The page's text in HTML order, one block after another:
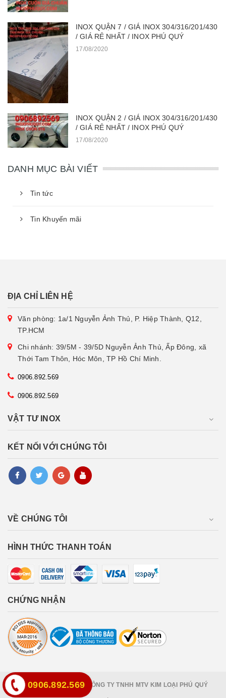
INOX QUẬN 7 / GIÁ INOX 304/316/201/430
/ GIÁ RẺ NHẤT / INOX PHÚ QUÝ
17/08/2020
INOX QUẬN 2 / GIÁ INOX 304/316/201/430
/ GIÁ RẺ NHẤT / INOX PHÚ QUÝ
17/08/2020
DANH MỤC BÀI VIẾT
Tin tức
Tin Khuyến mãi
ĐỊA CHỈ LIÊN HỆ
Văn phòng: 1a/1 Nguyễn Ảnh Thủ, P. Hiệp Thành, Q12,
TP.HCM
Chi nhánh: 39/5M - 39/5D Nguyễn Ảnh Thủ, Ấp Đông, xã
Thới Tam Thôn, Hóc Môn, TP Hồ Chí Minh.
0906.892.569
0906.892.569
VẬT TƯ INOX
KẾT NỐI VỚI CHÚNG TÔI
VỀ CHÚNG TÔI
HÌNH THỨC THANH TOÁN
CHỨNG NHẬN
Bản quyền thuộc về CÔNG TY TNHH MTV KIM LOẠI PHÚ QUÝ
0906.892.569